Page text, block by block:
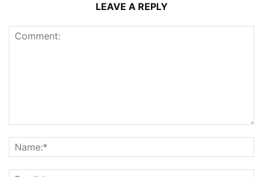
LEAVE A REPLY